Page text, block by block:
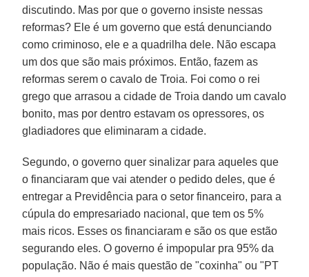
discutindo. Mas por que o governo insiste nessas
reformas? Ele é um governo que está denunciando
como criminoso, ele e a quadrilha dele. Não escapa
um dos que são mais próximos. Então, fazem as
reformas serem o cavalo de Troia. Foi como o rei
grego que arrasou a cidade de Troia dando um cavalo
bonito, mas por dentro estavam os opressores, os
gladiadores que eliminaram a cidade.
Segundo, o governo quer sinalizar para aqueles que
o financiaram que vai atender o pedido deles, que é
entregar a Previdência para o setor financeiro, para a
cúpula do empresariado nacional, que tem os 5%
mais ricos. Esses os financiaram e são os que estão
segurando eles. O governo é impopular pra 95% da
população. Não é mais questão de "coxinha" ou "PT